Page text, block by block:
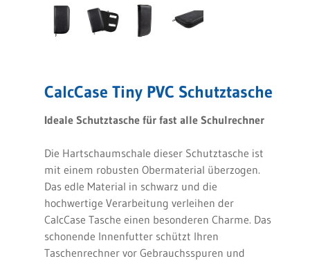
CalcCase Tiny PVC Schutztasche
Ideale Schutztasche für fast alle Schulrechner
Die Hartschaumschale dieser Schutztasche ist
mit einem robusten Obermaterial überzogen.
Das edle Material in schwarz und die
hochwertige Verarbeitung verleihen der
CalcCase Tasche einen besonderen Charme. Das
schonende Innenfutter schützt Ihren
Taschenrechner vor Gebrauchsspuren und